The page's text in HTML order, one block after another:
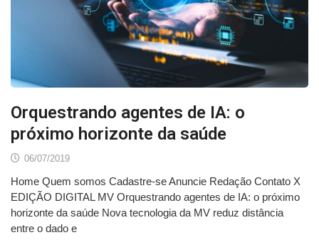
Orquestrando agentes de IA: o
próximo horizonte da saúde
06/07/2019
Home Quem somos Cadastre-se Anuncie Redação Contato X
EDIÇÃO DIGITAL MV Orquestrando agentes de IA: o próximo
horizonte da saúde Nova tecnologia da MV reduz distância
entre o dado e